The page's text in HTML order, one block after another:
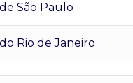
São Paulo
Rio de Janeiro